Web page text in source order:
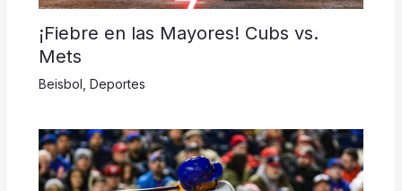
¡Fiebre en las Mayores! Cubs vs.
Mets
Beisbol Deportes